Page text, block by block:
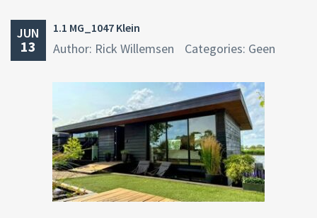
JUN
13
1.1 MG_1047 Klein
Author: Rick Willemsen Categories: Geen